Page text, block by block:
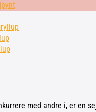
med andre i, er en